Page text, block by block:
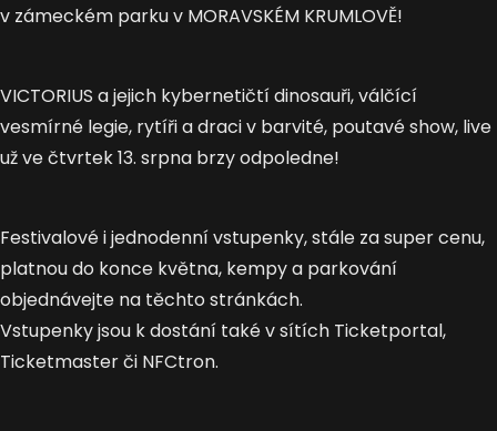
v zámeckém parku v MORAVSKÉM KRUMLOVĚ!
VICTORIUS a jejich kybernetičtí dinosauři, válčící
vesmírné legie, rytíři a draci v barvité, poutavé show, live
už ve čtvrtek 13. srpna brzy odpoledne!
Festivalové i jednodenní vstupenky, stále za super cenu,
platnou do konce května, kempy a parkování
objednávejte na těchto stránkách.
Vstupenky jsou k dostání také v sítích Ticketportal,
Ticketmaster či NFCtron.